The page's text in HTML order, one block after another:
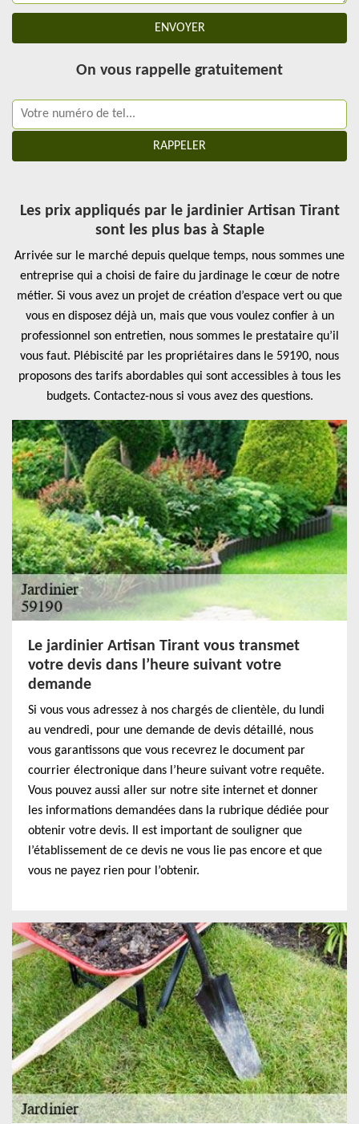
On vous rappelle gratuitement
Les prix appliqués par le jardinier Artisan Tirant
sont les plus bas à Staple
Arrivée sur le marché depuis quelque temps, nous sommes une
entreprise qui a choisi de faire du jardinage le cœur de notre
métier. Si vous avez un projet de création d’espace vert ou que
vous en disposez déjà un, mais que vous voulez confier à un
professionnel son entretien, nous sommes le prestataire qu’il
vous faut. Plébiscité par les propriétaires dans le 59190, nous
proposons des tarifs abordables qui sont accessibles à tous les
budgets. Contactez-nous si vous avez des questions.
Le jardinier Artisan Tirant vous transmet
votre devis dans l’heure suivant votre
demande
Si vous vous adressez à nos chargés de clientèle, du lundi
au vendredi, pour une demande de devis détaillé, nous
vous garantissons que vous recevrez le document par
courrier électronique dans l’heure suivant votre requête.
Vous pouvez aussi aller sur notre site internet et donner
les informations demandées dans la rubrique dédiée pour
obtenir votre devis. Il est important de souligner que
l’établissement de ce devis ne vous lie pas encore et que
vous ne payez rien pour l’obtenir.